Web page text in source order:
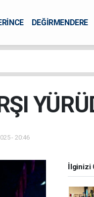
DEĞİRMENDERE
- 20:46
İlginizi